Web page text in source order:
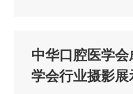
中华口腔医学
学会行业摄影